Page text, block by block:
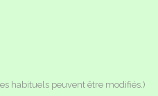
habituels peuvent être modifiés.)